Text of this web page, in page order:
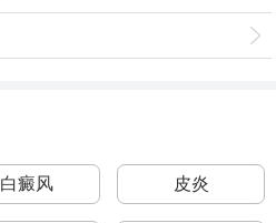
白癜风 皮炎